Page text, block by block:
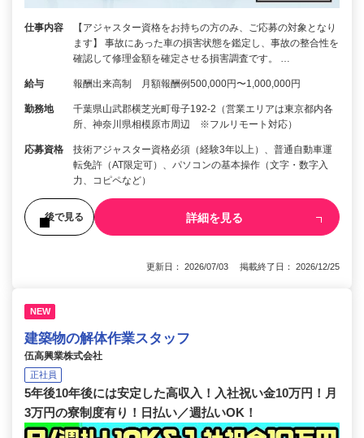
仕事内容
【アジャスター資格をお持ちの方のみ、ご応募の対象となり
ます】 事故にあった車の損害状態を鑑定し、事故の整合性を
確認して修理金額を確定させる損害調査です。 …
給与 報酬出来高制 月額報酬例500,000円〜1,000,000円
勤務地
千葉県山武郡横芝光町母子192-2（営業エリアは東京都内各
所、神奈川県相模原市周辺 ※フルリモート対応）
応募資格
技術アジャスター資格必須（経験3年以上）、普通自動車運
転免許（AT限定可）、パソコンの基本操作（文字・数字入
力、コピペなど）
後で見る 詳細を見る
更新日： 2026/07/03 掲載終了日： 2026/12/25
NEW
建築物の解体作業スタッフ
伍高興業株式会社
正社員
5年後10年後には安定した高収入！入社祝い金10万円！月
3万円の寮制度有り！日払い／週払いOK！